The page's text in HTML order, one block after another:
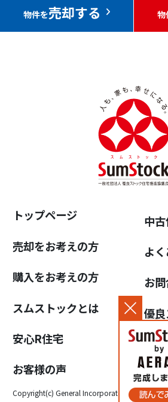
物件を売却する 物
トップページ
売却をお考えの方
購入をお考えの方
スムストックとは
安心R住宅
お客様の声
中
よ
お
優
推
個
Copyright(c) General Incorporated Association